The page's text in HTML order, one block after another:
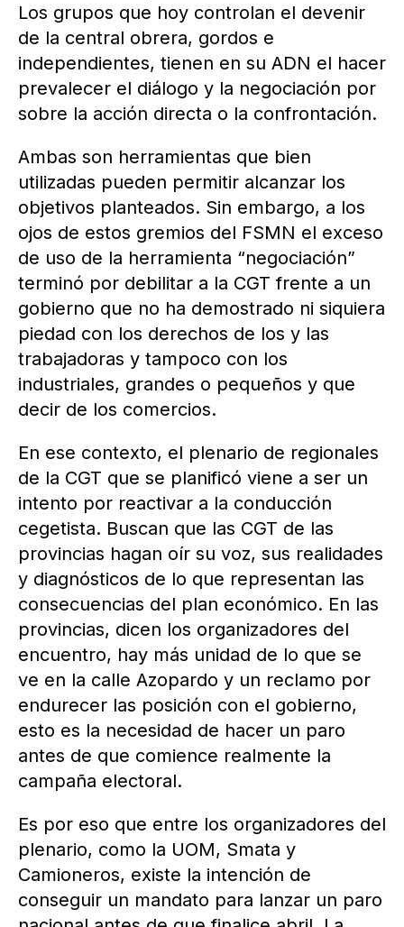
Los grupos que hoy controlan el devenir
de la central obrera, gordos e
independientes, tienen en su ADN el hacer
prevalecer el diálogo y la negociación por
sobre la acción directa o la confrontación.
Ambas son herramientas que bien
utilizadas pueden permitir alcanzar los
objetivos planteados. Sin embargo, a los
ojos de estos gremios del FSMN el exceso
de uso de la herramienta “negociación”
terminó por debilitar a la CGT frente a un
gobierno que no ha demostrado ni siquiera
piedad con los derechos de los y las
trabajadoras y tampoco con los
industriales, grandes o pequeños y que
decir de los comercios.
En ese contexto, el plenario de regionales
de la CGT que se planificó viene a ser un
intento por reactivar a la conducción
cegetista. Buscan que las CGT de las
provincias hagan oír su voz, sus realidades
y diagnósticos de lo que representan las
consecuencias del plan económico. En las
provincias, dicen los organizadores del
encuentro, hay más unidad de lo que se
ve en la calle Azopardo y un reclamo por
endurecer las posición con el gobierno,
esto es la necesidad de hacer un paro
antes de que comience realmente la
campaña electoral.
Es por eso que entre los organizadores del
plenario, como la UOM, Smata y
Camioneros, existe la intención de
conseguir un mandato para lanzar un paro